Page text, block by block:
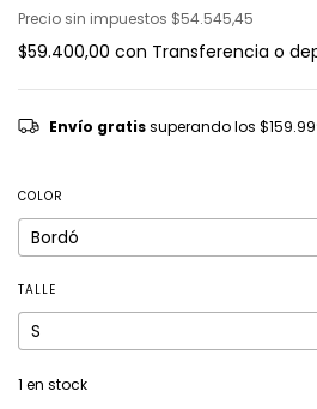
Precio sin impuestos $54.545,45
$59.400,00 con Transferencia o
Envío gratis superando los
COLOR
TALLE
1 en stock